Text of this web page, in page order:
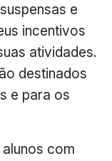
e
incentivos
atividades.
destinados
e para os
com